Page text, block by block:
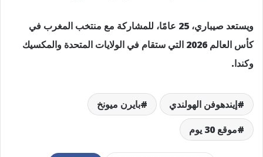
ويستعد صيباري، 25 عامًا، للمشاركة مع منتخب المغرب في
كأس العالم 2026 التي ستقام في الولايات المتحدة والمكسيك
وكندا.
إيندهوفن الهولندي
بايرن ميونخ
موقع 30 يوم